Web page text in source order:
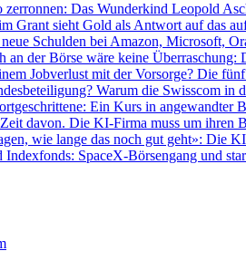
zerronnen: Das Wunderkind Leopold
Grant sieht Gold als Antwort auf das
Schulden bei Amazon, Microsoft,
an der Börse wäre keine Überraschung:
Jobverlust mit der Vorsorge? Die
Warum die Swisscom in
Ein Kurs in angewandter
davon. Die KI-Firma muss um ihren
wie lange das noch gut geht»: Die
SpaceX-Börsengang und